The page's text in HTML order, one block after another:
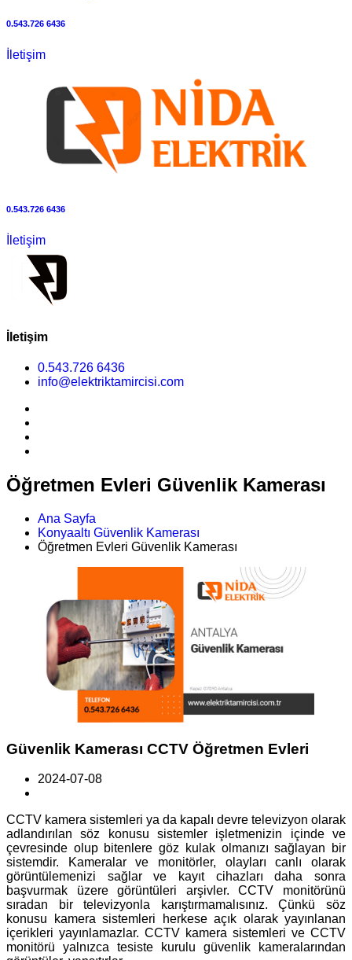
0.543.726 6436
İletişim
0.543.726 6436
İletişim
İletişim
0.543.726 6436
info@elektriktamircisi.com
Öğretmen Evleri Güvenlik Kamerası
Ana Sayfa
Konyaaltı Güvenlik Kamerası
Öğretmen Evleri Güvenlik Kamerası
Güvenlik Kamerası CCTV Öğretmen Evleri
2024-07-08
CCTV kamera sistemleri ya da kapalı devre televizyon olarak
adlandırılan söz konusu sistemler işletmenizin içinde ve
çevresinde olup bitenlere göz kulak olmanızı sağlayan bir
sistemdir. Kameralar ve monitörler, olayları canlı olarak
görüntülemenizi sağlar ve kayıt cihazları daha sonra
başvurmak üzere görüntüleri arşivler. CCTV monitörünü
sıradan bir televizyonla karıştırmamalısınız. Çünkü söz
konusu kamera sistemleri herkese açık olarak yayınlanan
içerikleri yayınlamazlar. CCTV kamera sistemleri ve CCTV
monitörü yalnızca tesiste kurulu güvenlik kameralarından